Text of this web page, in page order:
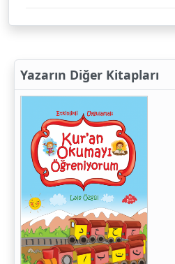
Yazarın Diğer Kitapları